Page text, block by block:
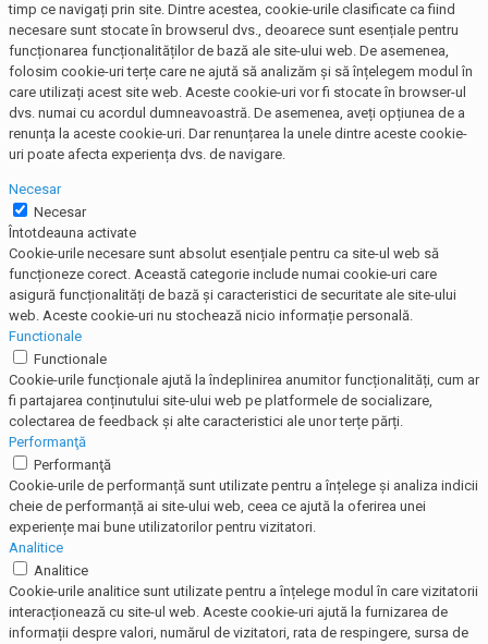
timp ce navigați prin site. Dintre acestea, cookie-urile clasificate ca fiind
necesare sunt stocate în browserul dvs., deoarece sunt esențiale pentru
funcționarea funcționalităților de bază ale site-ului web. De asemenea,
folosim cookie-uri terțe care ne ajută să analizăm și să înțelegem modul în
care utilizați acest site web. Aceste cookie-uri vor fi stocate în browser-ul
dvs. numai cu acordul dumneavoastră. De asemenea, aveți opțiunea de a
renunța la aceste cookie-uri. Dar renunțarea la unele dintre aceste cookie-
uri poate afecta experiența dvs. de navigare.
Necesar
Necesar
Întotdeauna activate
Cookie-urile necesare sunt absolut esențiale pentru ca site-ul web să
funcționeze corect. Această categorie include numai cookie-uri care
asigură funcționalități de bază și caracteristici de securitate ale site-ului
web. Aceste cookie-uri nu stochează nicio informație personală.
Functionale
Functionale
Cookie-urile funcționale ajută la îndeplinirea anumitor funcționalități, cum ar
fi partajarea conținutului site-ului web pe platformele de socializare,
colectarea de feedback și alte caracteristici ale unor terțe părți.
Performanţă
Performanţă
Cookie-urile de performanță sunt utilizate pentru a înțelege și analiza indicii
cheie de performanță ai site-ului web, ceea ce ajută la oferirea unei
experiențe mai bune utilizatorilor pentru vizitatori.
Analitice
Analitice
Cookie-urile analitice sunt utilizate pentru a înțelege modul în care vizitatorii
interacționează cu site-ul web. Aceste cookie-uri ajută la furnizarea de
informații despre valori, numărul de vizitatori, rata de respingere, sursa de